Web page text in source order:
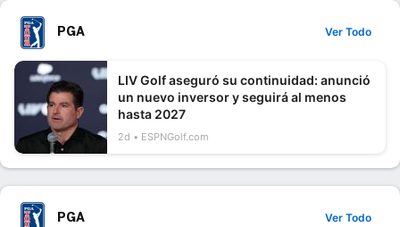
PGA Ver Todo
LIV Golf aseguró su continuidad: anunció
un nuevo inversor y seguirá al menos
hasta 2027
2d ESPNGolf.com
PGA Ver Todo